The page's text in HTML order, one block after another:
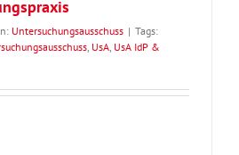
Untersuchungsausschuss | Tags:
, UsA, UsA IdP &